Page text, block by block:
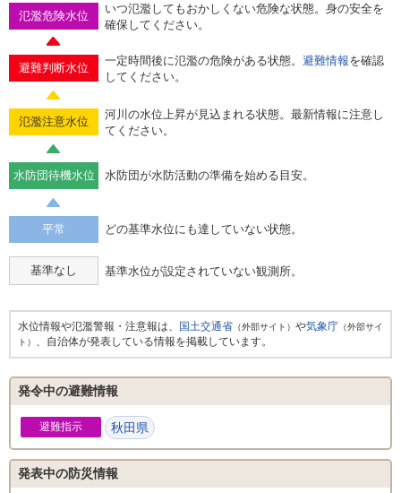
氾濫危険水位
いつ氾濫してもおかしくない危険な状態。身の安全を
確保してください。
避難判断水位
一定時間後に氾濫の危険がある状態。 避難情報を確認
してください。
氾濫注意水位
河川の水位上昇が見込まれる状態。最新情報に注意し
てください。
水防団待機水位 水防団が水防活動の準備を始める目安。
平常 どの基準水位にも達していない状態。
基準なし 基準水位が設定されていない観測所。
水位情報や氾濫警報・注意報は、 国土交通省 （外部サイト） や気象庁 （外部サイ
ト） 、自治体が発表している情報を掲載しています。
発令中の避難情報
避難指示 秋田県
発表中の防災情報